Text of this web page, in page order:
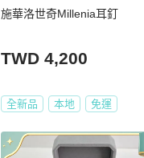
施華洛世奇Millenia耳釘
TWD 4,200
全新品 本地 免運